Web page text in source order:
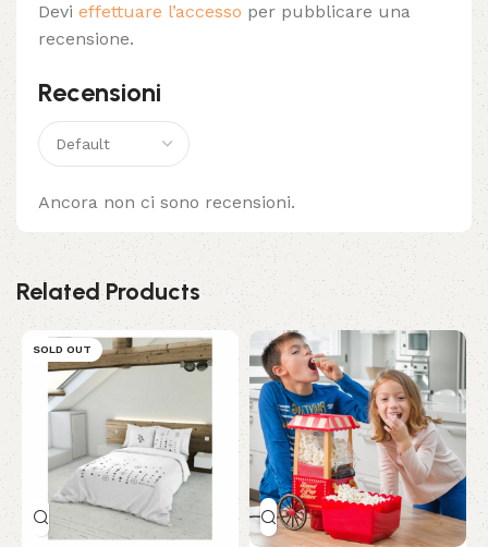
Recensioni
Ancora non ci sono recensioni.
Devi effettuare l’accesso per pubblicare una
recensione.
Related Products
SOLD OUT